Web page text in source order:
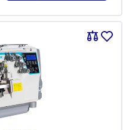
Порівняти
В